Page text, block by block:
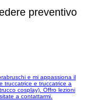
preventivo
e mi appassiona il
truccatrice e truccatrice a
cosplay). Offro lezioni
a contattarmi.